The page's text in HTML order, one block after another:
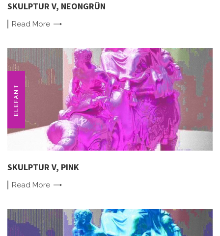
SKULPTUR V, NEONGRÜN
Read More
ELEFANT
SKULPTUR V, PINK
Read More